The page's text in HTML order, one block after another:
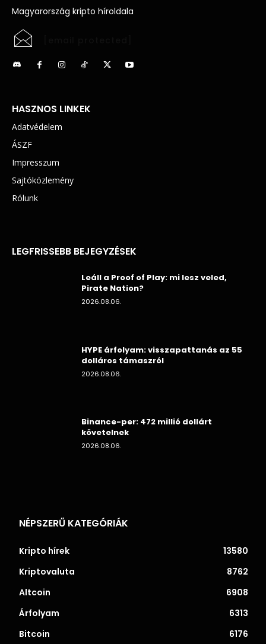
Magyarország kripto híroldala
HASZNOS LINKEK
Adatvédelem
ÁSZF
Impresszum
Sajtóközlemény
Rólunk
LEGFRISSEBB BEJEGYZÉSEK
Leáll a Proof of Play: mi lesz veled,
Pirate Nation?
2026.08.06.
HYPE árfolyam: visszapattanás az 55
dolláros támaszról
2026.08.06.
Binance-per: 472 millió dollárt
követelnek
2026.08.06.
NÉPSZERŰ KATEGÓRIÁK
Kripto hírek
13580
Kriptovaluta
8762
Altcoin
6908
Árfolyam
6313
Bitcoin
6176